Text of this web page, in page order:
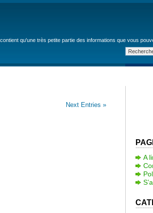
qu'une très petite partie des informations que vous
Next Entries »
A